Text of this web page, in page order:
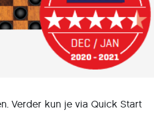
Verder kun je via Quick Start